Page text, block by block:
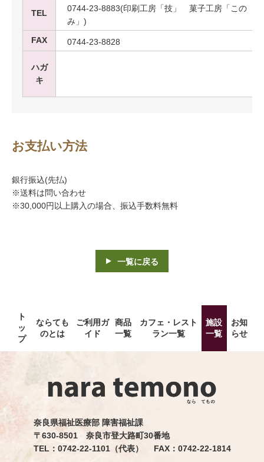
TEL
0744-23-8883(印刷工房「技」 菓子工房「この
み」)
FAX
0744-23-8828
ハガ
キ
お支払い方法
銀行振込(先払)
※送料は問い合わせ
※30,000円以上購入の場合、振込手数料無料
一覧に戻る
ト
ッ
プ
ならても
のとは
ご利用ガ
イド
商品
一覧
カフェ・レスト
ラン一覧
施設
一覧
お知
らせ
奈良県福祉医療部 障害福祉課
〒630-8501 奈良市登大路町30番地
TEL：0742-22-1101（代表） FAX：0742-22-1814